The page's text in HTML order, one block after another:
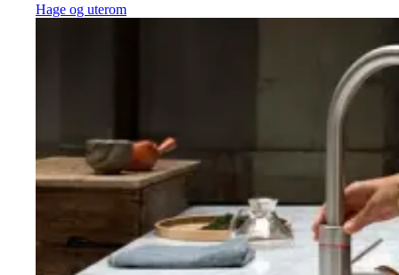
Hage og uterom